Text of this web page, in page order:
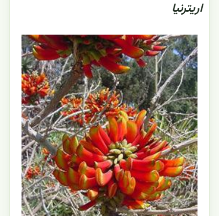
اریترنیا